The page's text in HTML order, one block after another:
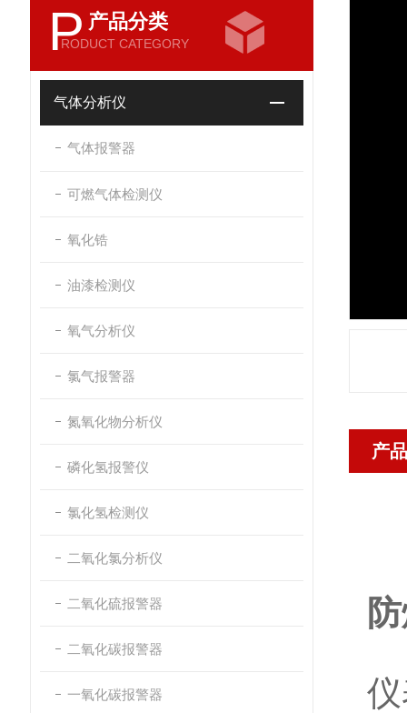
P 产品分类
RODUCT CATEGORY
气体分析仪
气体报警器
可燃气体检测仪
氧化锆
油漆检测仪
氧气分析仪
氯气报警器
氮氧化物分析仪
磷化氢报警仪
氯化氢检测仪
二氧化氯分析仪
二氧化硫报警器
二氧化碳报警器
一氧化碳报警器
产